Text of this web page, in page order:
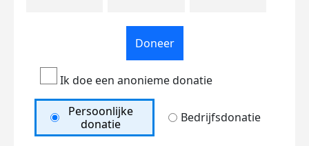
Doneer
Ik doe een anonieme donatie
Persoonlijke
donatie
Bedrijfsdonatie